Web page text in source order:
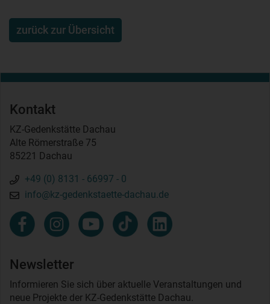
zurück zur Übersicht
Kontakt
KZ-Gedenkstätte Dachau
Alte Römerstraße 75
85221 Dachau
+49 (0) 8131 - 66997 - 0
info@kz-gedenkstaette-dachau.de
Newsletter
Informieren Sie sich über aktuelle Veranstaltungen und
neue Projekte der KZ-Gedenkstätte Dachau.